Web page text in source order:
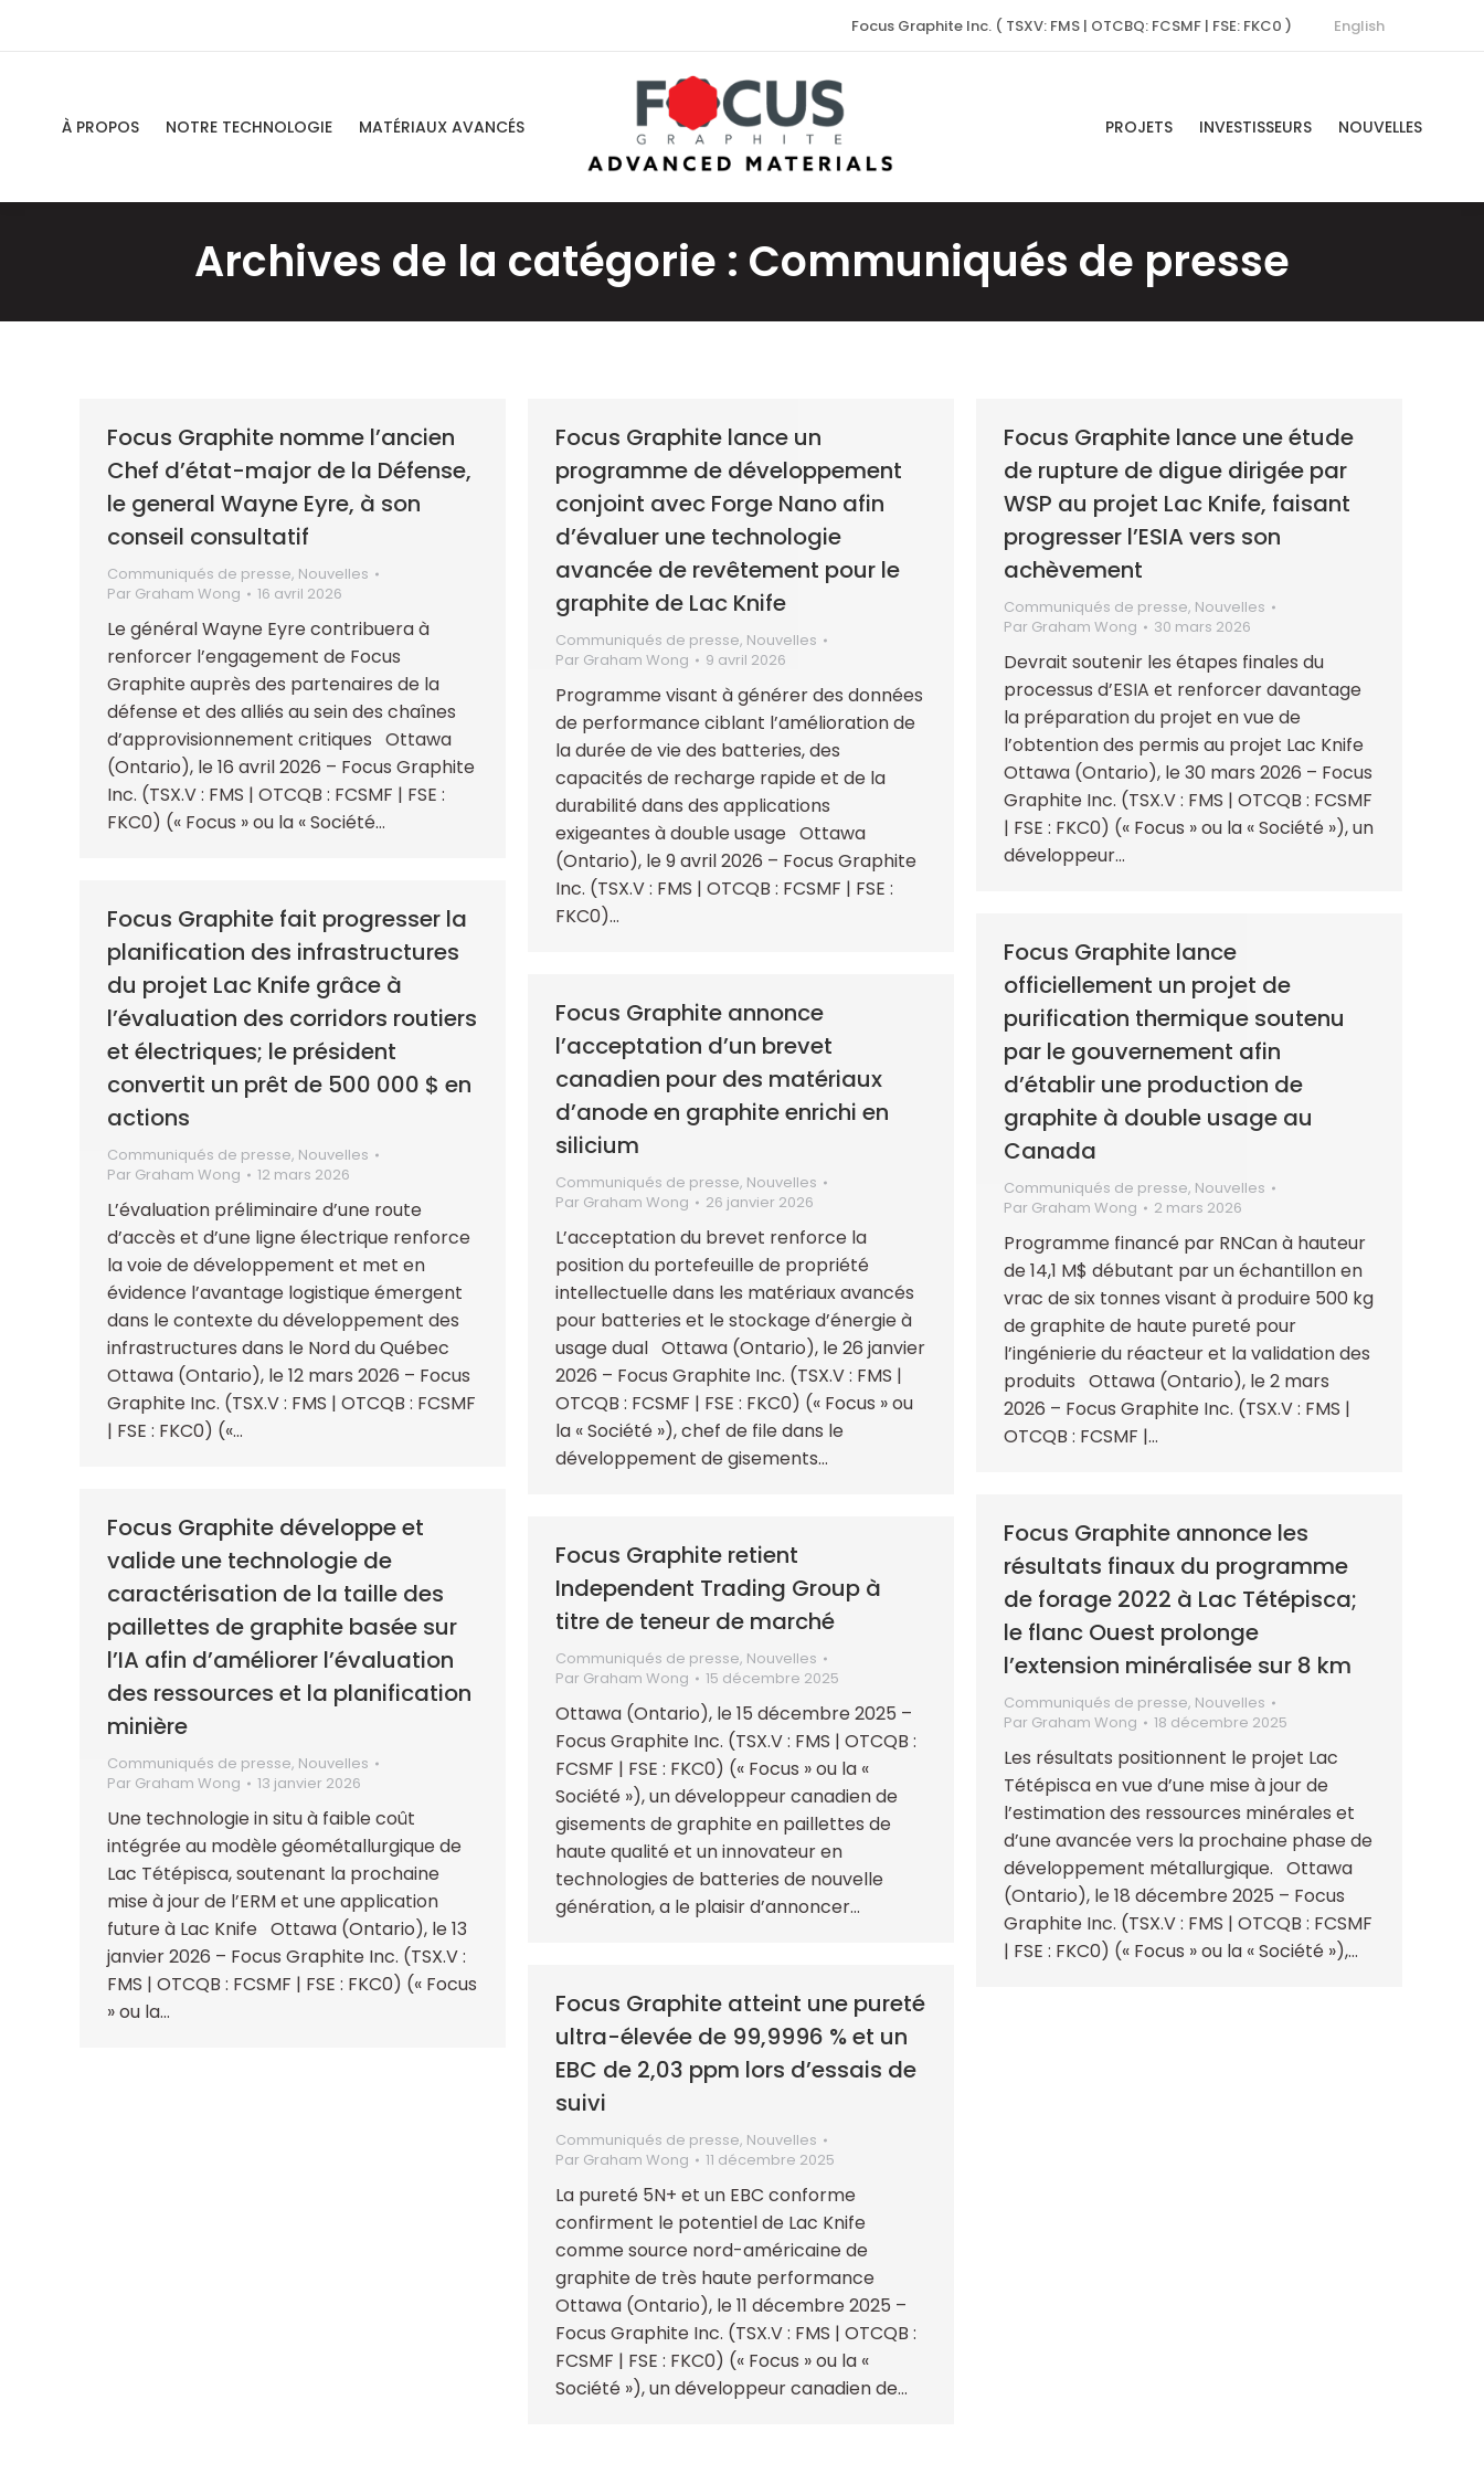
Focus Graphite Inc. ( TSXV: FMS | OTCBQ: FCSMF | FSE: FKC0 ) English
À PROPOS NOTRE TECHNOLOGIE MATÉRIAUX AVANCÉS PROJETS INVESTISSEURS NOUVELLES
Archives de la catégorie : Communiqués de presse
Focus Graphite nomme l’ancien
Chef d’état-major de la Défense,
le general Wayne Eyre, à son
conseil consultatif
Communiqués de presse, Nouvelles
Par Graham Wong 16 avril 2026
Le général Wayne Eyre contribuera à
renforcer l’engagement de Focus
Graphite auprès des partenaires de la
défense et des alliés au sein des chaînes
d’approvisionnement critiques Ottawa
(Ontario), le 16 avril 2026 – Focus Graphite
Inc. (TSX.V : FMS | OTCQB : FCSMF | FSE :
FKC0) (« Focus » ou la « Société…
Focus Graphite lance un
programme de développement
conjoint avec Forge Nano afin
d’évaluer une technologie
avancée de revêtement pour le
graphite de Lac Knife
Communiqués de presse, Nouvelles
Par Graham Wong 9 avril 2026
Programme visant à générer des données
de performance ciblant l’amélioration de
la durée de vie des batteries, des
capacités de recharge rapide et de la
durabilité dans des applications
exigeantes à double usage Ottawa
(Ontario), le 9 avril 2026 – Focus Graphite
Inc. (TSX.V : FMS | OTCQB : FCSMF | FSE :
FKC0)…
Focus Graphite lance une étude
de rupture de digue dirigée par
WSP au projet Lac Knife, faisant
progresser l’ESIA vers son
achèvement
Communiqués de presse, Nouvelles
Par Graham Wong 30 mars 2026
Devrait soutenir les étapes finales du
processus d’ESIA et renforcer davantage
la préparation du projet en vue de
l’obtention des permis au projet Lac Knife
Ottawa (Ontario), le 30 mars 2026 – Focus
Graphite Inc. (TSX.V : FMS | OTCQB : FCSMF
| FSE : FKC0) (« Focus » ou la « Société »), un
développeur…
Focus Graphite fait progresser la
planification des infrastructures
du projet Lac Knife grâce à
l’évaluation des corridors routiers
et électriques; le président
convertit un prêt de 500 000 $ en
actions
Communiqués de presse, Nouvelles
Par Graham Wong 12 mars 2026
L’évaluation préliminaire d’une route
d’accès et d’une ligne électrique renforce
la voie de développement et met en
évidence l’avantage logistique émergent
dans le contexte du développement des
infrastructures dans le Nord du Québec
Ottawa (Ontario), le 12 mars 2026 – Focus
Graphite Inc. (TSX.V : FMS | OTCQB : FCSMF
| FSE : FKC0) («…
Focus Graphite lance
officiellement un projet de
purification thermique soutenu
par le gouvernement afin
d’établir une production de
graphite à double usage au
Canada
Communiqués de presse, Nouvelles
Par Graham Wong 2 mars 2026
Programme financé par RNCan à hauteur
de 14,1 M$ débutant par un échantillon en
vrac de six tonnes visant à produire 500 kg
de graphite de haute pureté pour
l’ingénierie du réacteur et la validation des
produits Ottawa (Ontario), le 2 mars
2026 – Focus Graphite Inc. (TSX.V : FMS |
OTCQB : FCSMF |…
Focus Graphite annonce
l’acceptation d’un brevet
canadien pour des matériaux
d’anode en graphite enrichi en
silicium
Communiqués de presse, Nouvelles
Par Graham Wong 26 janvier 2026
L’acceptation du brevet renforce la
position du portefeuille de propriété
intellectuelle dans les matériaux avancés
pour batteries et le stockage d’énergie à
usage dual Ottawa (Ontario), le 26 janvier
2026 – Focus Graphite Inc. (TSX.V : FMS |
OTCQB : FCSMF | FSE : FKC0) (« Focus » ou
la « Société »), chef de file dans le
développement de gisements…
Focus Graphite développe et
valide une technologie de
caractérisation de la taille des
paillettes de graphite basée sur
l’IA afin d’améliorer l’évaluation
des ressources et la planification
minière
Communiqués de presse, Nouvelles
Par Graham Wong 13 janvier 2026
Une technologie in situ à faible coût
intégrée au modèle géométallurgique de
Lac Tétépisca, soutenant la prochaine
mise à jour de l’ERM et une application
future à Lac Knife Ottawa (Ontario), le 13
janvier 2026 – Focus Graphite Inc. (TSX.V :
FMS | OTCQB : FCSMF | FSE : FKC0) (« Focus
» ou la…
Focus Graphite annonce les
résultats finaux du programme
de forage 2022 à Lac Tétépisca;
le flanc Ouest prolonge
l’extension minéralisée sur 8 km
Communiqués de presse, Nouvelles
Par Graham Wong 18 décembre 2025
Les résultats positionnent le projet Lac
Tétépisca en vue d’une mise à jour de
l’estimation des ressources minérales et
d’une avancée vers la prochaine phase de
développement métallurgique. Ottawa
(Ontario), le 18 décembre 2025 – Focus
Graphite Inc. (TSX.V : FMS | OTCQB : FCSMF
| FSE : FKC0) (« Focus » ou la « Société »),…
Focus Graphite retient
Independent Trading Group à
titre de teneur de marché
Communiqués de presse, Nouvelles
Par Graham Wong 15 décembre 2025
Ottawa (Ontario), le 15 décembre 2025 –
Focus Graphite Inc. (TSX.V : FMS | OTCQB :
FCSMF | FSE : FKC0) (« Focus » ou la «
Société »), un développeur canadien de
gisements de graphite en paillettes de
haute qualité et un innovateur en
technologies de batteries de nouvelle
génération, a le plaisir d’annoncer…
Focus Graphite atteint une pureté
ultra-élevée de 99,9996 % et un
EBC de 2,03 ppm lors d’essais de
suivi
Communiqués de presse, Nouvelles
Par Graham Wong 11 décembre 2025
La pureté 5N+ et un EBC conforme
confirment le potentiel de Lac Knife
comme source nord-américaine de
graphite de très haute performance
Ottawa (Ontario), le 11 décembre 2025 –
Focus Graphite Inc. (TSX.V : FMS | OTCQB :
FCSMF | FSE : FKC0) (« Focus » ou la «
Société »), un développeur canadien de…